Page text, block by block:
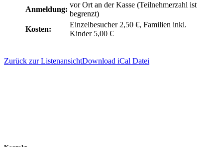
Anmeldung:
vor Ort an der Kasse (Teilnehmerzahl ist
begrenzt)
Kosten:
Einzelbesucher 2,50 €, Familien inkl.
Kinder 5,00 €
Zurück zur ListenansichtDownload iCal Datei